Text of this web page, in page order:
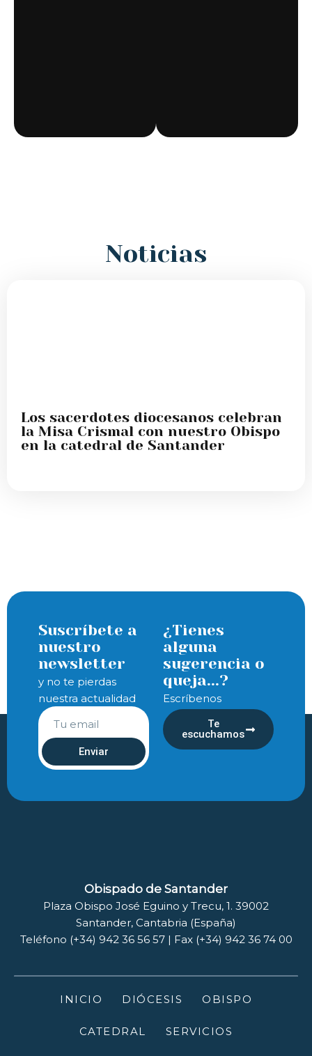
Noticias
Los sacerdotes diocesanos celebran
la Misa Crismal con nuestro Obispo
en la catedral de Santander
Suscríbete a
nuestro
newsletter
y no te pierdas
nuestra actualidad
Enviar
¿Tienes
alguna
sugerencia o
queja...?
Escríbenos
Te
escuchamos
Obispado de Santander
Plaza Obispo José Eguino y Trecu, 1. 39002
Santander, Cantabria (España)
Teléfono (+34) 942 36 56 57 | Fax (+34) 942 36 74 00
INICIO DIÓCESIS OBISPO
CATEDRAL SERVICIOS